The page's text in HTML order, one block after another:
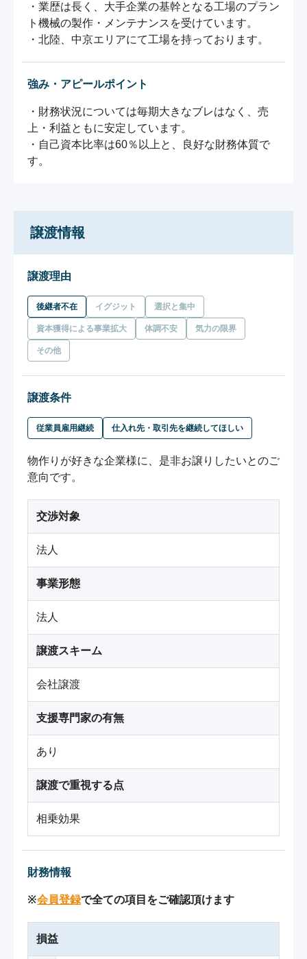
・業歴は長く、大手企業の基幹となる工場のプラン
ト機械の製作・メンテナンスを受けています。
・北陸、中京エリアにて工場を持っております。
強み・アピールポイント
・財務状況については毎期大きなブレはなく、売
上・利益ともに安定しています。
・自己資本比率は60％以上と、良好な財務体質で
す。
譲渡情報
譲渡理由
後継者不在 イグジット 選択と集中
資本獲得による事業拡大 体調不安 気力の限界
その他
譲渡条件
従業員雇用継続 仕入れ先・取引先を継続してほしい
物作りが好きな企業様に、是非お譲りしたいとのご
意向です。
交渉対象
法人
事業形態
法人
譲渡スキーム
会社譲渡
支援専門家の有無
あり
譲渡で重視する点
相乗効果
財務情報
※会員登録で全ての項目をご確認頂けます
損益